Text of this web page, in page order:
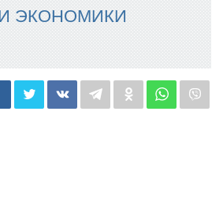
ЭКОНОМИКИ